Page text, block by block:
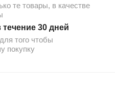
те товары, в качестве
течение 30 дней
того чтобы
покупку